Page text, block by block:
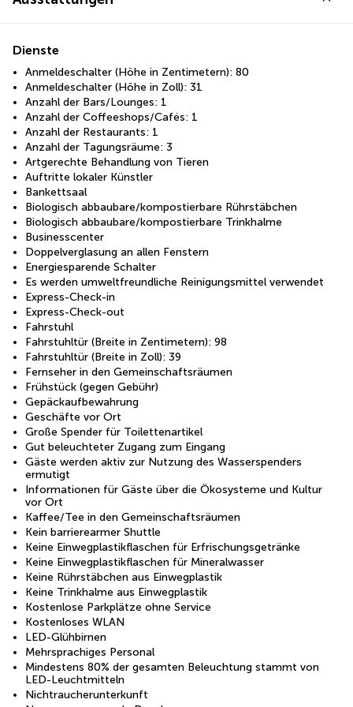
Dienste
Anmeldeschalter (Höhe in Zentimetern): 80
Anmeldeschalter (Höhe in Zoll): 31
Anzahl der Bars/Lounges: 1
Anzahl der Coffeeshops/Cafés: 1
Anzahl der Restaurants: 1
Anzahl der Tagungsräume: 3
Artgerechte Behandlung von Tieren
Auftritte lokaler Künstler
Bankettsaal
Biologisch abbaubare/kompostierbare Rührstäbchen
Biologisch abbaubare/kompostierbare Trinkhalme
Businesscenter
Doppelverglasung an allen Fenstern
Energiesparende Schalter
Es werden umweltfreundliche Reinigungsmittel verwendet
Express-Check-in
Express-Check-out
Fahrstuhl
Fahrstuhltür (Breite in Zentimetern): 98
Fahrstuhltür (Breite in Zoll): 39
Fernseher in den Gemeinschaftsräumen
Frühstück (gegen Gebühr)
Gepäckaufbewahrung
Geschäfte vor Ort
Große Spender für Toilettenartikel
Gut beleuchteter Zugang zum Eingang
Gäste werden aktiv zur Nutzung des Wasserspenders
ermutigt
Informationen für Gäste über die Ökosysteme und Kultur
vor Ort
Kaffee/Tee in den Gemeinschaftsräumen
Kein barrierearmer Shuttle
Keine Einwegplastikflaschen für Erfrischungsgetränke
Keine Einwegplastikflaschen für Mineralwasser
Keine Rührstäbchen aus Einwegplastik
Keine Trinkhalme aus Einwegplastik
Kostenlose Parkplätze ohne Service
Kostenloses WLAN
LED-Glühbirnen
Mehrsprachiges Personal
Mindestens 80% der gesamten Beleuchtung stammt von
LED-Leuchtmitteln
Nichtraucherunterkunft